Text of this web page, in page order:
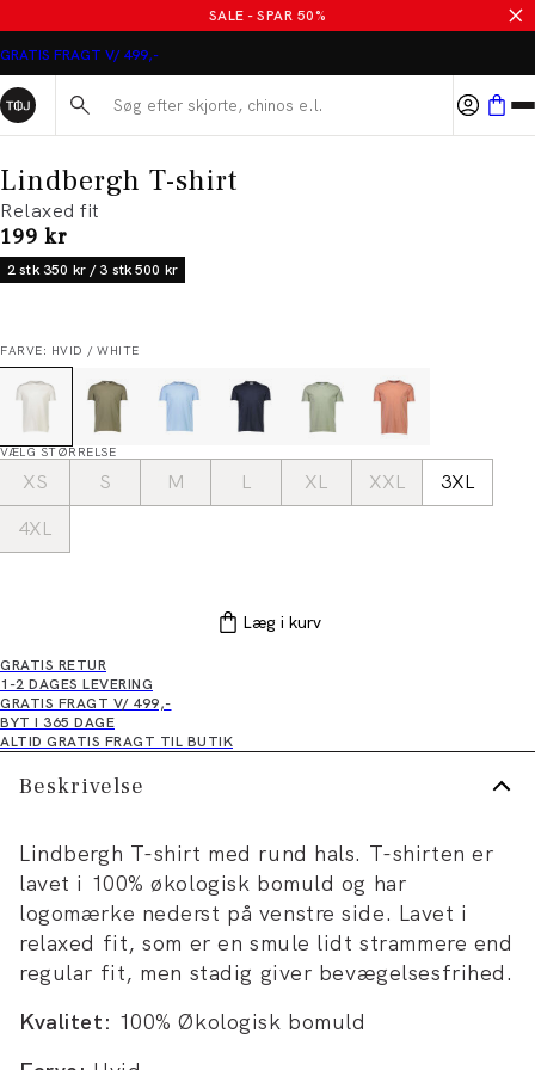
SALE - SPAR 50%
GRATIS FRAGT V/ 499,-
Søg her...
Lindbergh T-shirt
Relaxed fit
I alt (inkl. rabat)
199 kr
2 stk 350 kr / 3 stk 500 kr
FARVE: HVID / WHITE
VÆLG STØRRELSE
XS S M L XL XXL
3XL
4XL
Læg i kurv
GRATIS RETUR
1-2 DAGES LEVERING
GRATIS FRAGT V/ 499,-
BYT I 365 DAGE
ALTID GRATIS FRAGT TIL BUTIK
Beskrivelse
Lindbergh T-shirt med rund hals. T-shirten er
lavet i 100% økologisk bomuld og har
logomærke nederst på venstre side. Lavet i
relaxed fit, som er en smule lidt strammere end
regular fit, men stadig giver bevægelsesfrihed.
Kvalitet: 100% Økologisk bomuld